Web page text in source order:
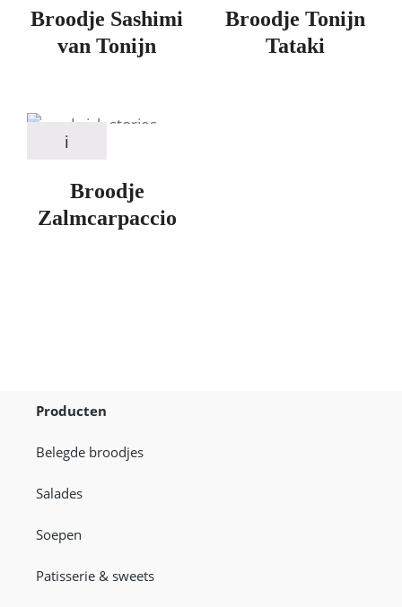
Broodje Sashimi
van Tonijn
Broodje Tonijn
Tataki
Broodje
Zalmcarpaccio
Producten
Belegde broodjes
Salades
Soepen
Patisserie & sweets